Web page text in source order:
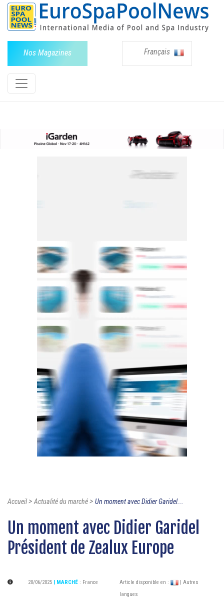
Nos Magazines Français
Accueil>Actualité du marché> Un moment avec Didier Garidel...
Un moment avec Didier Garidel
Président de Zealux Europe
20/06/2025 | MARCHÉ : France Article disponible en :
| Autres
langues